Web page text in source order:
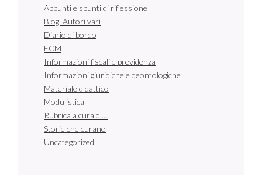
Appunti e spunti di riflessione
Blog. Autori vari
Diario di bordo
ECM
Informazioni fiscali e previdenza
Informazioni giuridiche e deontologiche
Materiale didattico
Modulistica
Rubrica a cura di…
Storie che curano
Uncategorized